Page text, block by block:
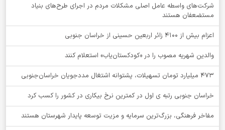
شرکت‌های واسطه عامل اصلی مشکلات مردم در اجرای طرح‌های بنیاد
مستضعفان هستند
اعزام بیش از 4100 زائر اربعین حسینی از خراسان جنوبی
والدین شهریه مصوب را در «کودکستان‌یاب» استعلام کنند
۴۷۳ میلیارد تومان تسهیلات، پشتوانه اشتغال مددجویان خراسان‌جنوبی
خراسان جنوبی رتبه ی اول در کمترین نرخ بیکاری در کشور را کسب کرد
مفاخر فرهنگی، بزرگ‌ترین سرمایه و مزیت توسعه پایدار شهرستان هستند